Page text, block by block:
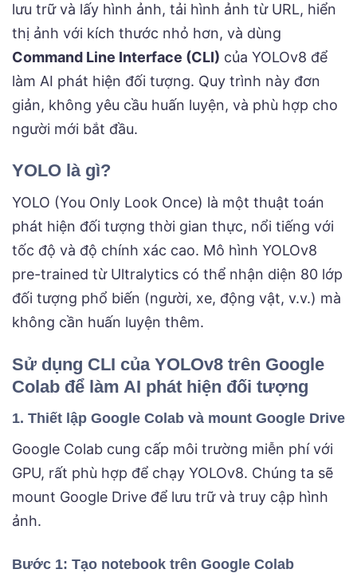
lưu trữ và lấy hình ảnh, tải hình ảnh từ URL, hiển
thị ảnh với kích thước nhỏ hơn, và dùng
Command Line Interface (CLI) của YOLOv8 để
làm AI phát hiện đối tượng. Quy trình này đơn
giản, không yêu cầu huấn luyện, và phù hợp cho
người mới bắt đầu.
YOLO là gì?
YOLO (You Only Look Once) là một thuật toán
phát hiện đối tượng thời gian thực, nổi tiếng với
tốc độ và độ chính xác cao. Mô hình YOLOv8
pre-trained từ Ultralytics có thể nhận diện 80 lớp
đối tượng phổ biến (người, xe, động vật, v.v.) mà
không cần huấn luyện thêm.
Sử dụng CLI của YOLOv8 trên Google
Colab để làm AI phát hiện đối tượng
1. Thiết lập Google Colab và mount Google Drive
Google Colab cung cấp môi trường miễn phí với
GPU, rất phù hợp để chạy YOLOv8. Chúng ta sẽ
mount Google Drive để lưu trữ và truy cập hình
ảnh.
Bước 1: Tạo notebook trên Google Colab